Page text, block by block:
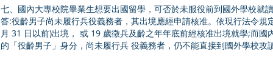
七、國內大專校院畢業生想要出國留學，可否於未服役前到國外學校就
答:役齡男子尚未履行兵役義務者，其出境應經申請核准。依現行法令
月 31 日以前)出境， 或 19 歲徵兵及齡之年年底前經核准出境就學;而
的「役齡男子」身分，尚未履行兵 役義務者，仍不能直接到國外學校攻